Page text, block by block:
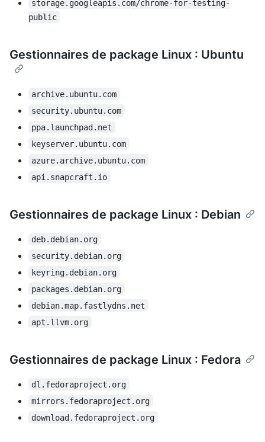
storage.googleapis.com/chrome-for-testing-
public
Gestionnaires de package Linux : Ubuntu
archive.ubuntu.com
security.ubuntu.com
ppa.launchpad.net
keyserver.ubuntu.com
azure.archive.ubuntu.com
api.snapcraft.io
Gestionnaires de package Linux : Debian
deb.debian.org
security.debian.org
keyring.debian.org
packages.debian.org
debian.map.fastlydns.net
apt.llvm.org
Gestionnaires de package Linux : Fedora
dl.fedoraproject.org
mirrors.fedoraproject.org
download.fedoraproject.org